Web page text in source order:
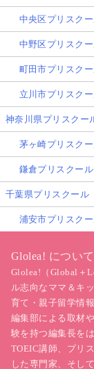
中央区プリスク
中野区プリスク
町田市プリスク
立川市プリスク
神奈川県プリスクー
茅ヶ崎プリスク
鎌倉プリスクール
千葉県プリスクール
浦安市プリスク
Glolea! について
Glolea!（Global＋
ル志向なママ＆キ
育て・親子留学情
編集部による取材
験を持つ編集長を
TOEIC講師、プリ
した専門家、そし